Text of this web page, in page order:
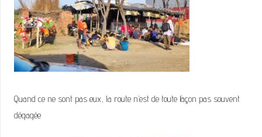
Quand ce ne sont pas eux, la route n’est de toute façon pas souvent
dégagée